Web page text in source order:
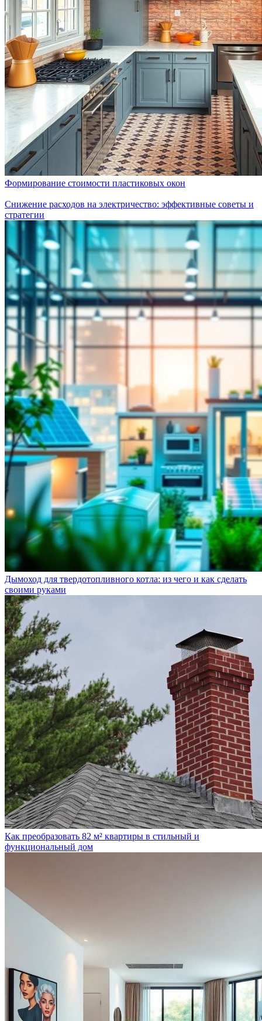
Формирование стоимости пластиковых окон
Снижение расходов на электричество: эффективные советы и
стратегии
Дымоход для твердотопливного котла: из чего и как сделать
своими руками
Как преобразовать 82 м² квартиры в стильный и
функциональный дом